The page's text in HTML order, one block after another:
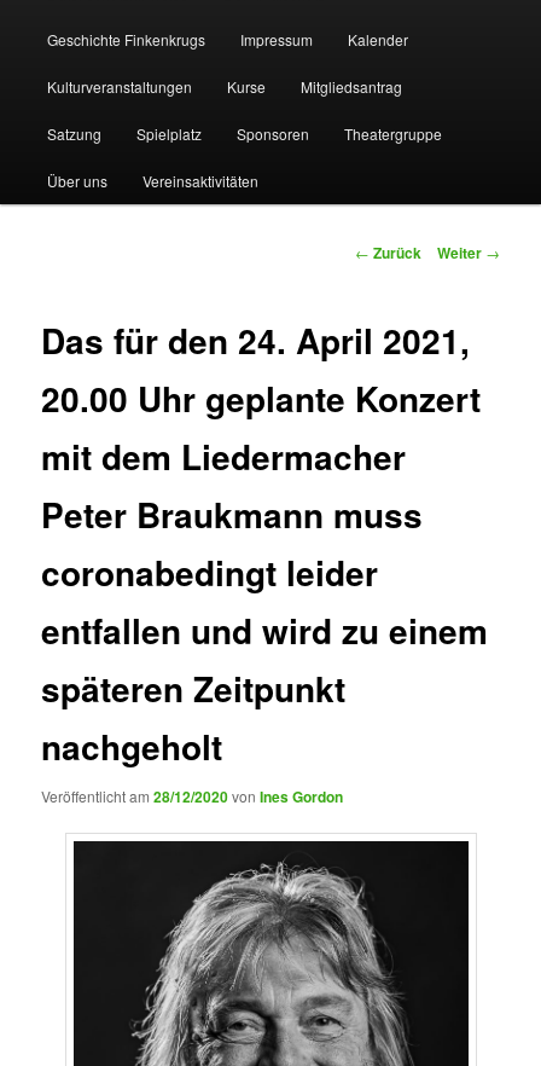
Geschichte Finkenkrugs Impressum Kalender
Kulturveranstaltungen Kurse Mitgliedsantrag
Satzung Spielplatz Sponsoren Theatergruppe
Über uns Vereinsaktivitäten
Beitragsnavigation
← Zurück Weiter →
Das für den 24. April 2021,
20.00 Uhr geplante Konzert
mit dem Liedermacher
Peter Braukmann muss
coronabedingt leider
entfallen und wird zu einem
späteren Zeitpunkt
nachgeholt
Veröffentlicht am28/12/2020vonInes Gordon